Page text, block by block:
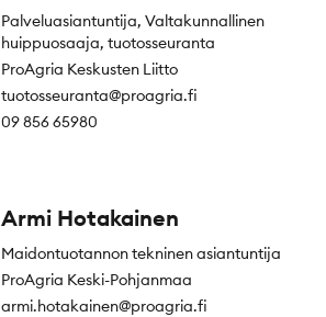
Palveluasiantuntija, Valtakunnallinen
huippuosaaja, tuotosseuranta
ProAgria Keskusten Liitto
tuotosseuranta@proagria.fi
09 856 65980
Armi Hotakainen
Maidontuotannon tekninen asiantuntija
ProAgria Keski-Pohjanmaa
armi.hotakainen@proagria.fi